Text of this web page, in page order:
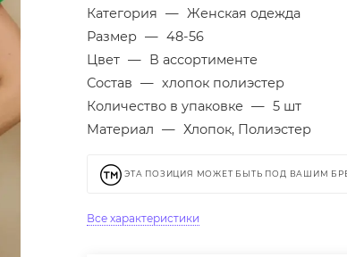
Категория — Женская одежда
Размер — 48-56
Цвет — В ассортименте
Состав — хлопок полиэстер
Количество в упаковке — 5 шт
Материал — Хлопок, Полиэстер
ЭТА ПОЗИЦИЯ МОЖЕТ БЫТЬ ПОД ВАШИМ
Все характеристики